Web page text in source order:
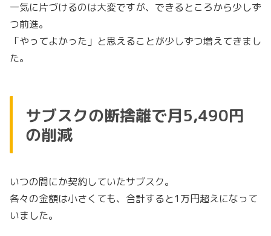
一気に片づけるのは大変ですが、できるところから少しず
つ前進。
「やってよかった」と思えることが少しずつ増えてきまし
た。
サブスクの断捨離で月5,490円
の削減
いつの間にか契約していたサブスク。
各々の金額は小さくても、合計すると1万円超えになって
いました。